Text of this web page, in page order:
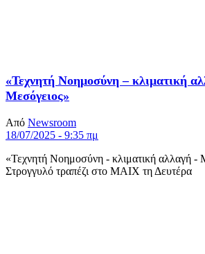
«Τεχνητή Νοημοσύνη – κλιματική
Μεσόγειος»
Από Newsroom
18/07/2025 - 9:35 πμ
«Τεχνητή Νοημοσύνη - κλιματική αλλαγή -
Στρογγυλό τραπέζι στο ΜΑΙΧ τη Δευτέρα